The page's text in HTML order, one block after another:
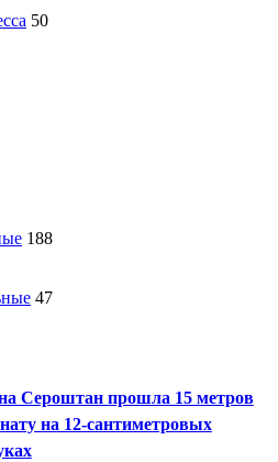
50
188
47
Сероштан прошла 15 метров
на 12-сантиметровых